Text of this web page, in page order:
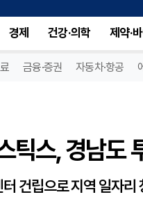
경제 건강·의학 제약·
금융·증권 자동차·항공
틱스, 경남도
건립으로 지역 일자리